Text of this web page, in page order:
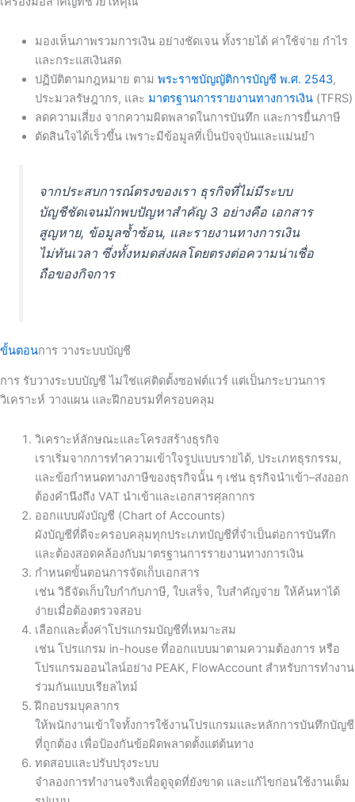
มองเห็นภาพรวมการเงินอย่างชัดเจน ทั้งรายได้ ค่าใช้จ่าย กำไร
และกระแสเงินสด
ปฏิบัติตามกฎหมาย ตาม พระราชบัญญัติการบัญชี พ.ศ. 2543,
ประมวลรัษฎากร, และ มาตรฐานการรายงานทางการเงิน(TFRS)
ลดความเสี่ยง จากความผิดพลาดในการบันทึก และการยื่นภาษี
ตัดสินใจได้เร็วขึ้นเพราะมีข้อมูลที่เป็นปัจจุบันและแม่นยำ
จากประสบการณ์ตรงของเรา ธุรกิจที่ไม่มีระบบ
บัญชีชัดเจนมักพบปัญหาสำคัญ 3 อย่างคือ เอกสาร
สูญหาย, ข้อมูลซ้ำซ้อน, และรายงานทางการเงิน
ไม่ทันเวลา ซึ่งทั้งหมดส่งผลโดยตรงต่อความน่าเชื่อ
ถือของกิจการ
ขั้นตอนการ วางระบบบัญชี
การ รับวางระบบบัญชี ไม่ใช่แค่ติดตั้งซอฟต์แวร์ แต่เป็นกระบวนการ
วิเคราะห์ วางแผน และฝึกอบรมที่ครอบคลุม
วิเคราะห์ลักษณะและโครงสร้างธุรกิจ
เราเริ่มจากการทำความเข้าใจรูปแบบรายได้, ประเภทธุรกรรม,
และข้อกำหนดทางภาษีของธุรกิจนั้น ๆ เช่น ธุรกิจนำเข้า–ส่งออก
ต้องคำนึงถึง VAT นำเข้าและเอกสารศุลกากร
ออกแบบผังบัญชี (Chart of Accounts)
ผังบัญชีที่ดีจะครอบคลุมทุกประเภทบัญชีที่จำเป็นต่อการบันทึก
และต้องสอดคล้องกับมาตรฐานการรายงานทางการเงิน
กำหนดขั้นตอนการจัดเก็บเอกสาร
เช่น วิธีจัดเก็บใบกำกับภาษี, ใบเสร็จ, ใบสำคัญจ่าย ให้ค้นหาได้
ง่ายเมื่อต้องตรวจสอบ
เลือกและตั้งค่าโปรแกรมบัญชีที่เหมาะสม
เช่น โปรแกรม in-house ที่ออกแบบมาตามความต้องการ หรือ
โปรแกรมออนไลน์อย่าง PEAK, FlowAccount สำหรับการทำงาน
ร่วมกันแบบเรียลไทม์
ฝึกอบรมบุคลากร
ให้พนักงานเข้าใจทั้งการใช้งานโปรแกรมและหลักการบันทึกบัญชี
ที่ถูกต้อง เพื่อป้องกันข้อผิดพลาดตั้งแต่ต้นทาง
ทดสอบและปรับปรุงระบบ
จำลองการทำงานจริงเพื่อดูจุดที่ยังขาด และแก้ไขก่อนใช้งานเต็ม